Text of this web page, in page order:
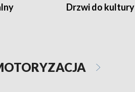
Drzwi do kultury